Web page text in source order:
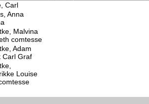
Carl
Anna
Malvina
comtesse
Adam
Carl Graf
Louise